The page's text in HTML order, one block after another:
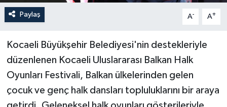
Paylaş A- A+
Kocaeli Büyükşehir Belediyesi'nin destekleriyle
düzenlenen Kocaeli Uluslararası Balkan Halk
Oyunları Festivali, Balkan ülkelerinden gelen
çocuk ve genç halk dansları topluluklarını bir araya